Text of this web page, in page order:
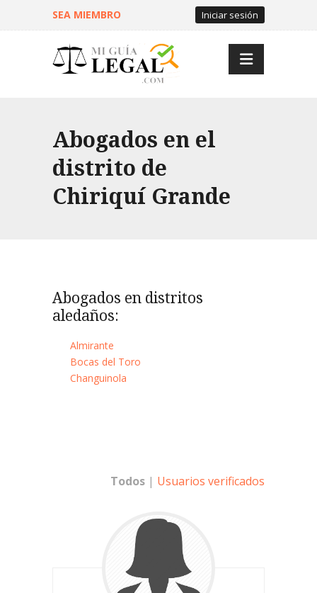
SEA MIEMBRO Iniciar sesión
Abogados en el
distrito de
Chiriquí Grande
Abogados en distritos
aledaños:
Almirante
Bocas del Toro
Changuinola
Todos | Usuarios verificados